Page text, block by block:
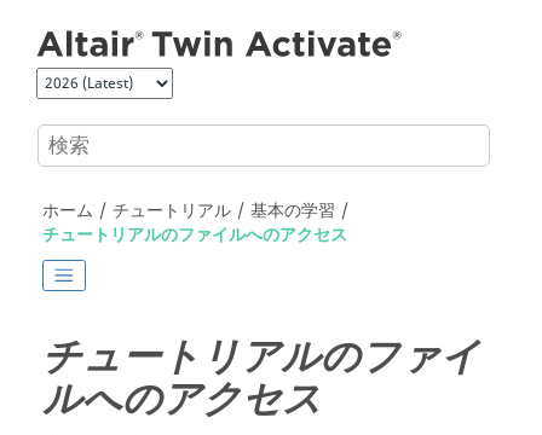
ホーム チュートリアル
基本の学習
チュートリアルのファイルへのアクセス
チュートリアルのファイ
ルへのアクセス